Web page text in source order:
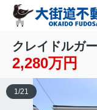
クレイドルガ
2,280万円
1/21